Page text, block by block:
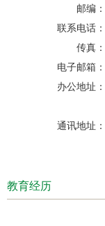
邮编：
联系电话：
传真：
电子邮箱：
办公地址：
通讯地址：
教育经历